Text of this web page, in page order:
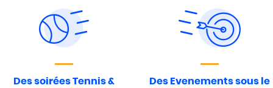
Des soirées Tennis &
Des Evenements sous le